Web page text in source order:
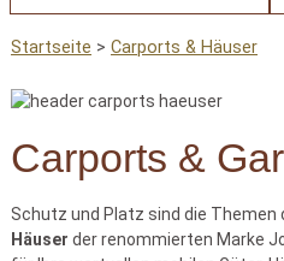
Startseite Carports & Häuser
Carports &
Schutz und Platz sind die Themen
Häuser der renommierten Marke